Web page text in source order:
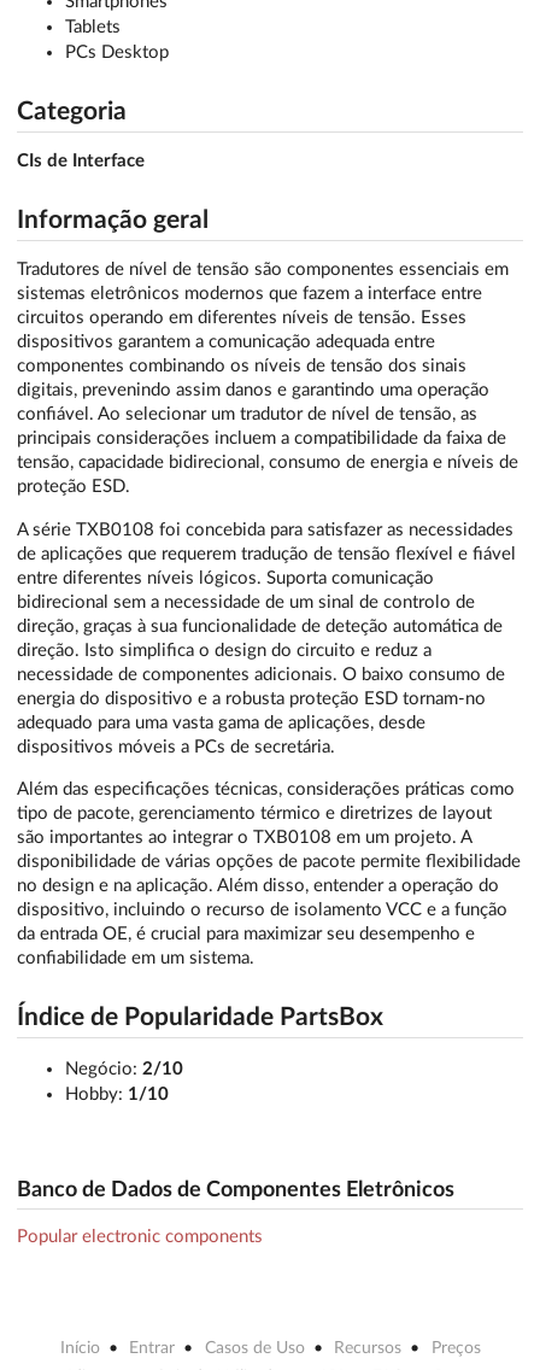
Tablets
PCs Desktop
Categoria
CIs de Interface
Informação geral
Tradutores de nível de tensão são componentes essenciais em
sistemas eletrônicos modernos que fazem a interface entre
circuitos operando em diferentes níveis de tensão. Esses
dispositivos garantem a comunicação adequada entre
componentes combinando os níveis de tensão dos sinais
digitais, prevenindo assim danos e garantindo uma operação
confiável. Ao selecionar um tradutor de nível de tensão, as
principais considerações incluem a compatibilidade da faixa de
tensão, capacidade bidirecional, consumo de energia e níveis de
proteção ESD.
A série TXB0108 foi concebida para satisfazer as necessidades
de aplicações que requerem tradução de tensão flexível e fiável
entre diferentes níveis lógicos. Suporta comunicação
bidirecional sem a necessidade de um sinal de controlo de
direção, graças à sua funcionalidade de deteção automática de
direção. Isto simplifica o design do circuito e reduz a
necessidade de componentes adicionais. O baixo consumo de
energia do dispositivo e a robusta proteção ESD tornam-no
adequado para uma vasta gama de aplicações, desde
dispositivos móveis a PCs de secretária.
Além das especificações técnicas, considerações práticas como
tipo de pacote, gerenciamento térmico e diretrizes de layout
são importantes ao integrar o TXB0108 em um projeto. A
disponibilidade de várias opções de pacote permite flexibilidade
no design e na aplicação. Além disso, entender a operação do
dispositivo, incluindo o recurso de isolamento VCC e a função
da entrada OE, é crucial para maximizar seu desempenho e
confiabilidade em um sistema.
Índice de Popularidade PartsBox
Negócio: 2/10
Hobby: 1/10
Banco de Dados de Componentes Eletrônicos
Popular electronic components
Início Entrar Casos de Uso Recursos
Preços